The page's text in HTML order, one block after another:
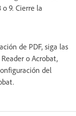
9. Cierre la
de PDF, siga las
o Acrobat,
del